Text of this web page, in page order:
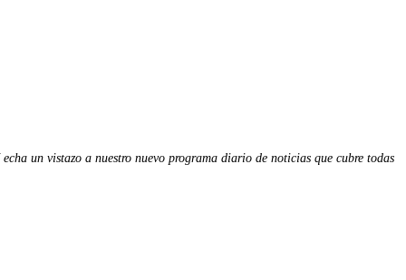
echa un vistazo a nuestro nuevo programa diario de noticias que cubre todas